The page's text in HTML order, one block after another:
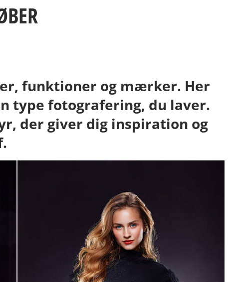
funktioner og mærker. Her
type fotografering, du laver.
der giver dig inspiration og